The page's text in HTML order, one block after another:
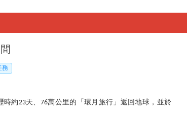
務
約23天、76萬公里的「環月旅行」返回地球，並於